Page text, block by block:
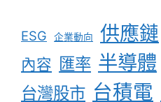
ESG 企業動向 供應鏈
內容 匯率 半導體
台灣股市 台積電